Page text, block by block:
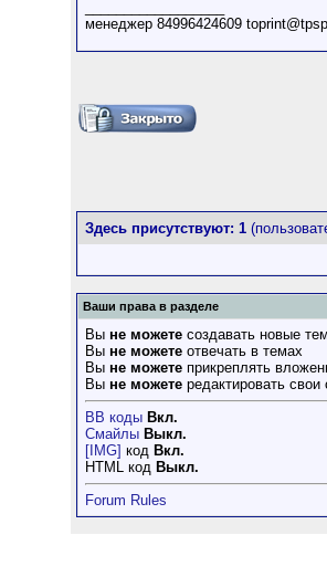
менеджер 84996424609
Здесь присутствуют: 1
Ваши права в разделе
Вы не можете создавать новые
Вы не можете отвечать в темах
Вы не можете прикреплять
Вы не можете редактировать
BB коды Вкл.
Смайлы Выкл.
[IMG] код Вкл.
HTML код Выкл.
Forum Rules